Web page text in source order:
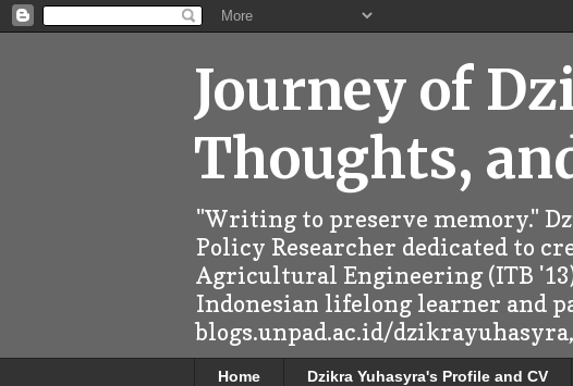
Journey of
Thoughts,
"Writing to preserve memory."
Policy Researcher dedicated to
Agricultural Engineering (ITB
Indonesian lifelong learner and
blogs.unpad.ac.id/
Home Dzikra Yuhasyra's Profile and CV